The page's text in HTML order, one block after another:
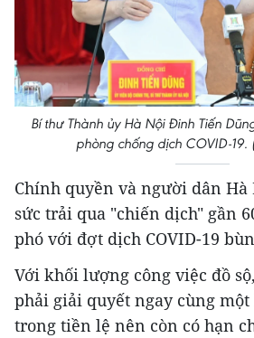
Bí thư Thành ủy Hà Nội Đinh Tiến
phòng chống dịch COVID-19.
Chính quyền và người dân Hà
sức trải qua "chiến dịch" gần
phó với đợt dịch COVID-19
Với khối lượng công việc đồ
phải giải quyết ngay cùng một
trong tiền lệ nên còn có hạn